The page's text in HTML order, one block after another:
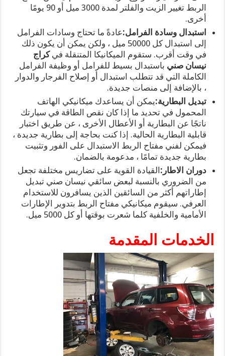
الربط تغيير الزيت والفلتر لمدة 3000 ميل أو 90 يومًا
أخرى.
استبدال وسادة الفرامل:عادةً ما تحتاج وسادات الفرامل
إلى استبدال كل 50000 ميل ، ولكن يمكن أن يكون ذلك
في وقت أقرب. ستقوم الميكانيكا المتنقلة فيكراج
نيسان صني باستبدال بسيط للفرامل أو وظيفة الفرامل
الكاملة التي قد تتطلب استبدال أو إصلاح الفرجار والدوار
، بالإضافة إلى منصات جديدة.
تبديل البطارية:يمكن أن يساعدك ميكانيكي الهاتف
المحمول في تحديد ما إذا كان نقص الطاقة في سيارتك
ناتجًا عن البطارية أو الأعطال الأخرى ، عن طريق اختبار
قابلية البطارية الحالية. إذا كنت بحاجة إلى بطارية جديدة ،
فيمكن لفني مفتاح الربط الاستبدال على الفور وتثبيت
بطارية جديدة تمامًا ، مدعومة بالضمان.
دوران الاطار: القيادة القوية على تضاريس مختلفة تجعل
من الضروري بالنسبة لبعض سائقي نيسان صني تبديل
إطاراتهم أكثر من السائقين الذين يسافرون للاستخدام
العرفي. سيقوم ميكانيكي مفتاح الربط بتدوير الإطارات
الأمامية والخلفية كلما شعرت بوقتها أو كل 5000 ميل.
الخدمات المقدمة